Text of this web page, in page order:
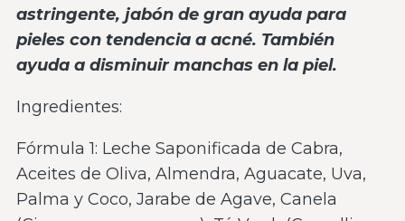
astringente, jabón de gran ayuda para
pieles con tendencia a acné. También
ayuda a disminuir manchas en la piel.
Ingredientes:
Fórmula 1: Leche Saponificada de Cabra,
Aceites de Oliva, Almendra, Aguacate, Uva,
Palma y Coco, Jarabe de Agave, Canela